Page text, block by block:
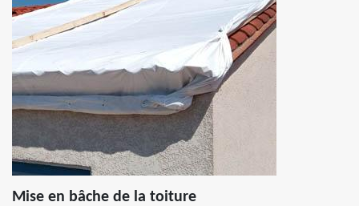
Mise en bâche de la toiture